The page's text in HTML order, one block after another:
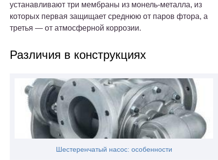
устанавливают три мембраны из монель-металла, из
которых первая защищает среднюю от паров фтора, а
третья — от атмосферной коррозии.
Различия в конструкциях
Шестеренчатый насос: особенности